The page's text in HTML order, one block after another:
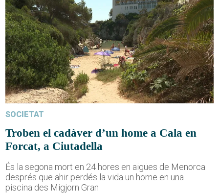
SOCIETAT
Troben el cadàver d’un home a Cala en
Forcat, a Ciutadella
És la segona mort en 24 hores en aigües de Menorca
després que ahir perdés la vida un home en una
piscina des Migjorn Gran